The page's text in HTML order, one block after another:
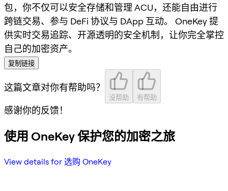
包，你不仅可以安全存储和管理 ACU，还能自由进行
跨链交易、参与 DeFi 协议与 DApp 互动。 OneKey 提
供实时交易追踪、开源透明的安全机制，让你完全掌控
自己的加密资产。
复制链接
这篇文章对你有帮助吗？
没帮助 有帮助
感谢你的反馈！
使用 OneKey 保护您的加密之旅
View details for 选购 OneKey